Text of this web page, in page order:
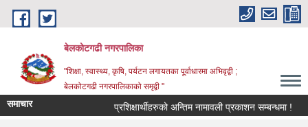
Skip to main content
बेलकोटगढी नगरपालिका
"शिक्षा, स्वास्थ्य, कृषि, पर्यटन लगायतका पूर्वाधारमा अभिवृद्वी ;
बेलकोटगढी नगरपालिकाको समृद्वी "
समाचार प्रशिक्षार्थीहरुको अन्तिम नामावली प्रकाशन सम्बन्धमा !